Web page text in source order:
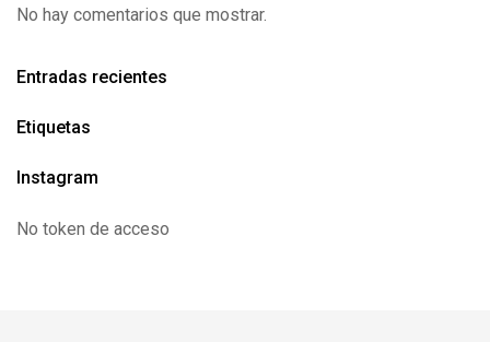
No hay comentarios que mostrar.
Entradas recientes
Etiquetas
Instagram
No token de acceso